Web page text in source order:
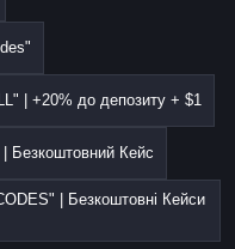
| +20% до депозиту + $1
Безкоштовний Кейс
| Безкоштовні Кейси